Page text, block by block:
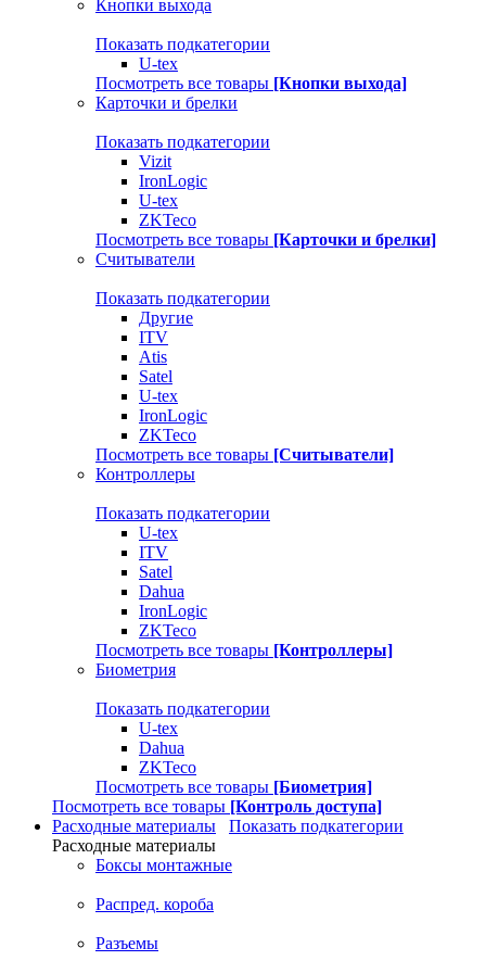
Кнопки выхода
Показать подкатегории
U-tex
Посмотреть все товары [Кнопки выхода]
Карточки и брелки
Показать подкатегории
Vizit
IronLogic
U-tex
ZKTeco
Посмотреть все товары [Карточки и брелки]
Считыватели
Показать подкатегории
Другие
ITV
Atis
Satel
U-tex
IronLogic
ZKTeco
Посмотреть все товары [Считыватели]
Контроллеры
Показать подкатегории
U-tex
ITV
Satel
Dahua
IronLogic
ZKTeco
Посмотреть все товары [Контроллеры]
Биометрия
Показать подкатегории
U-tex
Dahua
ZKTeco
Посмотреть все товары [Биометрия]
Посмотреть все товары [Контроль доступа]
Расходные материалы
Показать подкатегории
Расходные материалы
Боксы монтажные
Распред. короба
Разъемы